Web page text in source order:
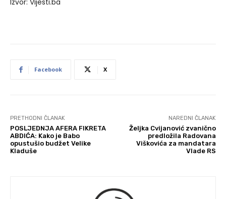
Izvor: Vijesti.ba
Facebook X
PRETHODNI ČLANAK
POSLJEDNJA AFERA FIKRETA
ABDIĆA: Kako je Babo
opustušio budžet Velike
Kladuše
NAREDNI ČLANAK
Željka Cvijanović zvanično
predložila Radovana
Viškovića za mandatara
Vlade RS